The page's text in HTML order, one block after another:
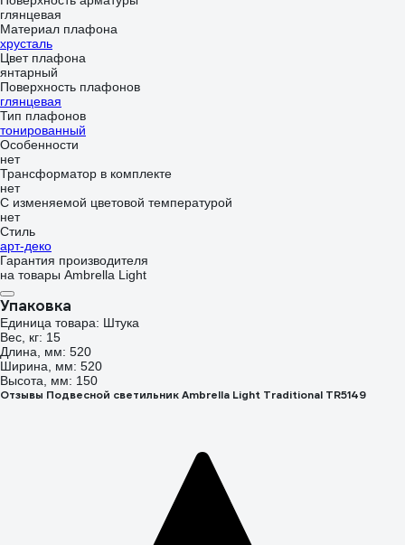
глянцевая
Материал плафона
хрусталь
Цвет плафона
янтарный
Поверхность плафонов
глянцевая
Тип плафонов
тонированный
Особенности
нет
Трансформатор в комплекте
нет
С изменяемой цветовой температурой
нет
Стиль
арт-деко
Гарантия производителя
на товары Ambrella Light
Упаковка
Единица товара: Штука
Вес, кг: 15
Длина, мм: 520
Ширина, мм: 520
Высота, мм: 150
Отзывы Подвесной светильник Ambrella Light Traditional TR5149